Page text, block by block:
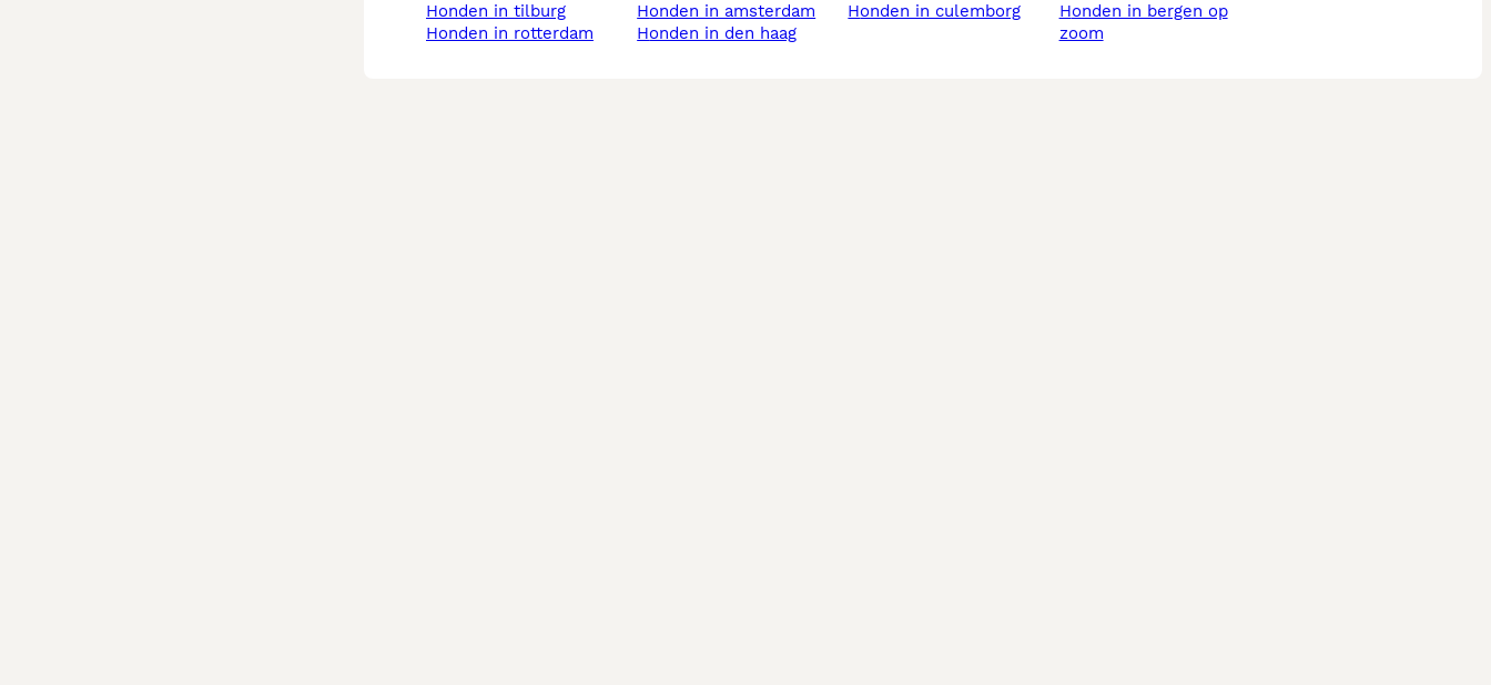
honden in tilburg
honden in rotterdam
honden in amsterdam
honden in den haag
honden in culemborg
honden in bergen op
zoom